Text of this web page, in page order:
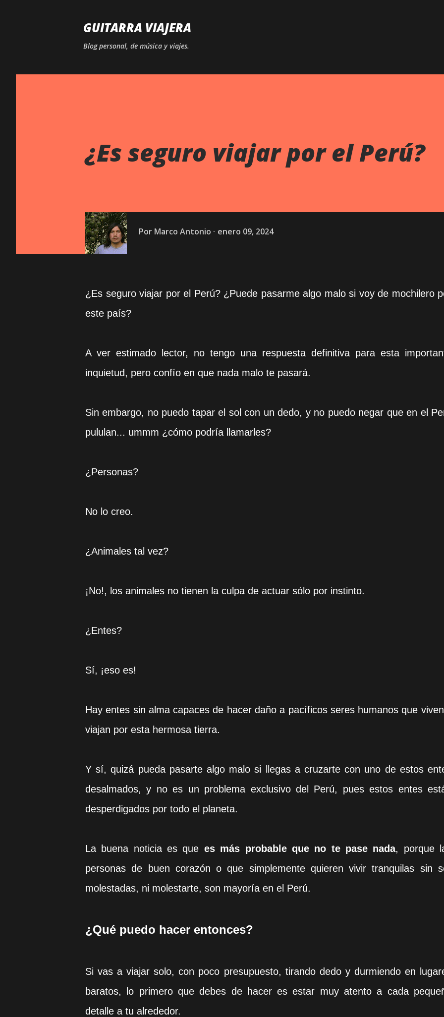
GUITARRA VIAJERA
Blog personal, de música y viajes.
¿Es seguro viajar por el Perú?
Por Marco Antonio enero 09, 2024
¿Es seguro viajar por el Perú? ¿Puede pasarme algo malo si voy de mochilero
este país?
A ver estimado lector, no tengo una respuesta definitiva para esta
inquietud, pero confío en que nada malo te pasará.
Sin embargo, no puedo tapar el sol con un dedo, y no puedo negar que en el
pululan... ummm ¿cómo podría llamarles?
¿Personas?
No lo creo.
¿Animales tal vez?
¡No!, los animales no tienen la culpa de actuar sólo por instinto.
¿Entes?
Sí, ¡eso es!
Hay entes sin alma capaces de hacer daño a pacíficos seres humanos que
viajan por esta hermosa tierra.
Y sí, quizá pueda pasarte algo malo si llegas a cruzarte con uno de estos
desalmados, y no es un problema exclusivo del Perú, pues estos entes
desperdigados por todo el planeta.
La buena noticia es que es más probable que no te pase nada, porque
personas de buen corazón o que simplemente quieren vivir tranquilas sin
molestadas, ni molestarte, son mayoría en el Perú.
¿Qué puedo hacer entonces?
Si vas a viajar solo, con poco presupuesto, tirando dedo y durmiendo en
baratos, lo primero que debes de hacer es estar muy atento a cada
detalle a tu alrededor.